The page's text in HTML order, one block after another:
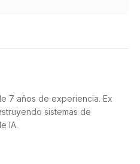
7 años de experiencia. Ex
sistemas de
IA.